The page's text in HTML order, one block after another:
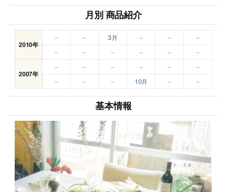
月別 商品紹介
2010年
– – 3月 – –
–
–
– – – – –
2007年
– – – – –
–
–
– – 10月 – –
基本情報